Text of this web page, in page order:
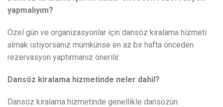
yapmalıyım?
Özel gün ve organizasyonlar için dansöz kiralama hizmeti
almak istiyorsanız mümkünse en az bir hafta önceden
rezervasyon yaptırmanız önerilir.
Dansöz kiralama hizmetinde neler dahil?
Dansöz kiralama hizmetinde genellikle dansözün